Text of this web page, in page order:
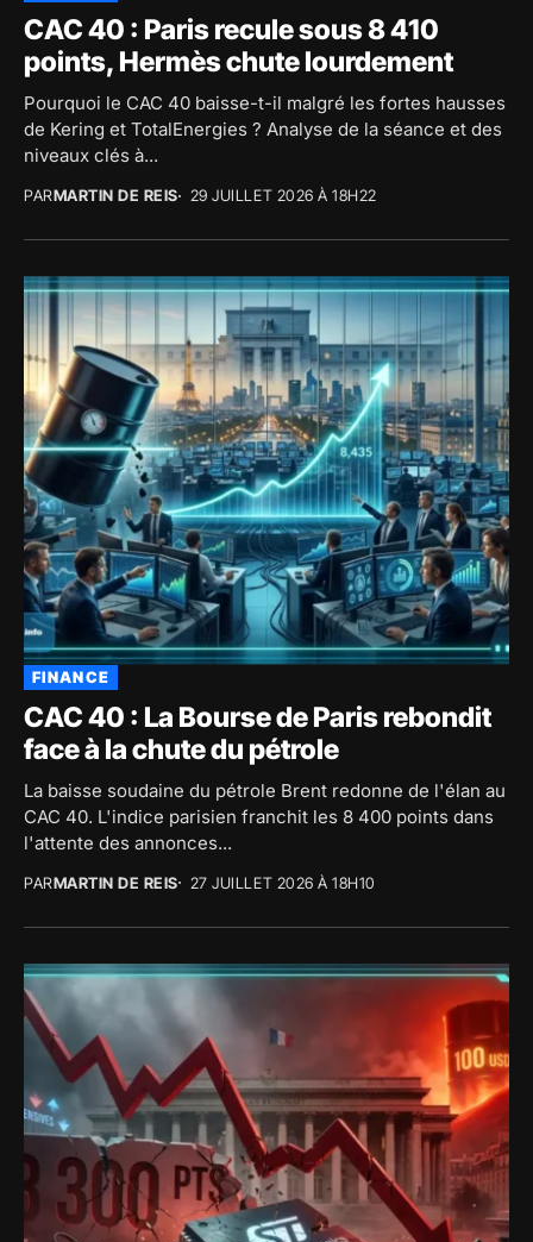
CAC 40 : Paris recule sous 8 410
points, Hermès chute lourdement
Pourquoi le CAC 40 baisse-t-il malgré les fortes hausses
de Kering et TotalEnergies ? Analyse de la séance et des
niveaux clés à...
PARMARTIN DE REIS 29 JUILLET 2026 À 18H22
FINANCE
CAC 40 : La Bourse de Paris rebondit
face à la chute du pétrole
La baisse soudaine du pétrole Brent redonne de l'élan au
CAC 40. L'indice parisien franchit les 8 400 points dans
l'attente des annonces...
PARMARTIN DE REIS 27 JUILLET 2026 À 18H10